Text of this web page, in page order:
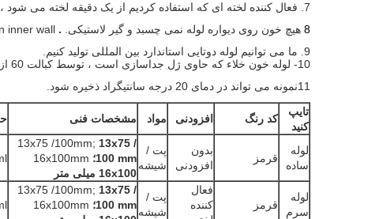
7. فعال کننده لخته ای که استفاده کردیم از یک دقیقه لخته می شود ، تقریباً هیچ تاثیری در دما ندارد.
8 هیچ خون روی دیواره لوله نمی چسبد و گیر لاستیکی .
inner wall.
9. ما می توانیم لوله دوتایی استاندارد بین المللی تولید کنیم.
10- لوله خون خلاء که حاوی ژل جداسازی است ، توسط کبالت 60 از عقیم سازی اشعه استفاده می کند.
11نمونه می تواند در دمای 20 درجه سانتیگراد ذخیره شود.
تایپ
کنید
کد رنگ افزودنی مواد مشخصات فنی
لوله
ساده
قرمز
بدون
افزودنی
پت /
شیشه
13x75 /100mm; 13x75 /
100 mm؛
16x100mm
16x100 میلی متر
لوله
سرم
قرمز
فعال
کننده
پت /
شیشه
13x75 /100mm; 13x75 /
100 mm؛
16x100mm